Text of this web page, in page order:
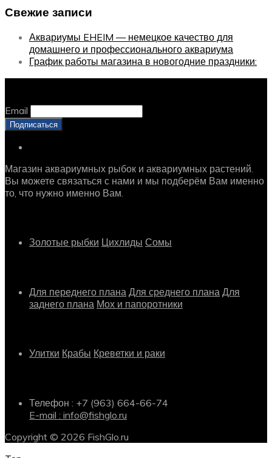
Свежие записи
Аквариумы EHEIM — немецкое качество для
домашнего и профессионального аквариума
График работы магазина в новогодние праздники:
Email
Магазин аквариумных рыбок и аквариумных растений.
Вы можете связаться с нами и мы подберём Вам именно
то, что нужно именно Вам.
Золотые рыбки Цихлиды Сомы
Для переднего плана Для среднего плана Для
заднего плана Мох и папоротники
Улитки Крабы Креветки и раки
Телефон : +7 (963) 664-66-74
E-mail : info@fishglo.ru
Copyright © 2026 FishGlo.ru